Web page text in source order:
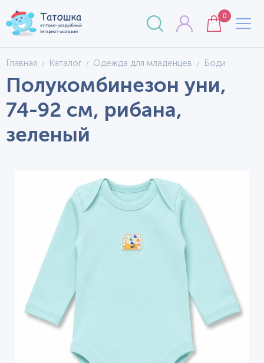
0
Главная Каталог Одежда для младенцев Боди
Полукомбинезон уни,
74-92 см, рибана,
зеленый